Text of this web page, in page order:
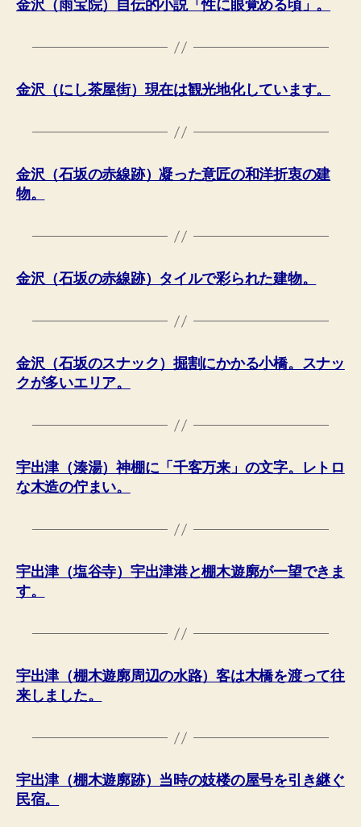
金沢（雨宝院）自伝的小説「性に眼覚める頃」。
金沢（にし茶屋街）現在は観光地化しています。
金沢（石坂の赤線跡）凝った意匠の和洋折衷の建
物。
金沢（石坂の赤線跡）タイルで彩られた建物。
金沢（石坂のスナック）掘割にかかる小橋。スナッ
クが多いエリア。
宇出津（湊湯）神棚に「千客万来」の文字。レトロ
な木造の佇まい。
宇出津（塩谷寺）宇出津港と棚木遊廓が一望できま
す。
宇出津（棚木遊廓周辺の水路）客は木橋を渡って往
来しました。
宇出津（棚木遊廓跡）当時の妓楼の屋号を引き継ぐ
民宿。